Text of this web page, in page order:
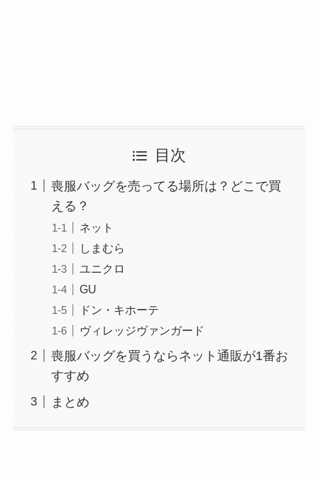
目次
喪服バッグを売ってる場所は？どこで買
える？
ネット
しまむら
ユニクロ
GU
ドン・キホーテ
ヴィレッジヴァンガード
喪服バッグを買うならネット通販が1番お
すすめ
まとめ